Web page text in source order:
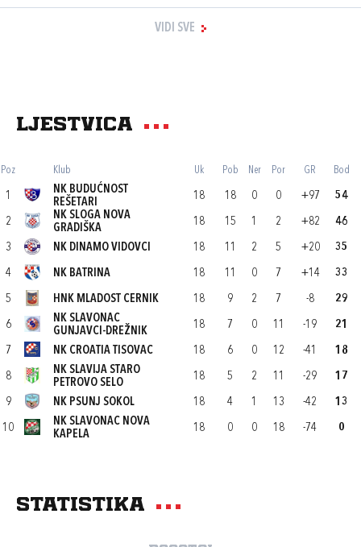
VIDI SVE
Ljestvica
Poz Klub Uk Pob Ner Por GR Bod
1
NK BUDUĆNOST
REŠETARI
18 18 0 0 +97 54
2
NK SLOGA NOVA
GRADIŠKA
18 15 1 2 +82 46
3 NK DINAMO VIDOVCI 18 11 2 5 +20 35
4 NK BATRINA 18 11 0 7 +14 33
5 HNK MLADOST CERNIK 18 9 2 7 -8 29
6
NK SLAVONAC
GUNJAVCI-DREŽNIK
18 7 0 11 -19 21
7 NK CROATIA TISOVAC 18 6 0 12 -41 18
8
NK SLAVIJA STARO
PETROVO SELO
18 5 2 11 -29 17
9 NK PSUNJ SOKOL 18 4 1 13 -42 13
10
NK SLAVONAC NOVA
KAPELA
18 0 0 18 -74 0
Statistika